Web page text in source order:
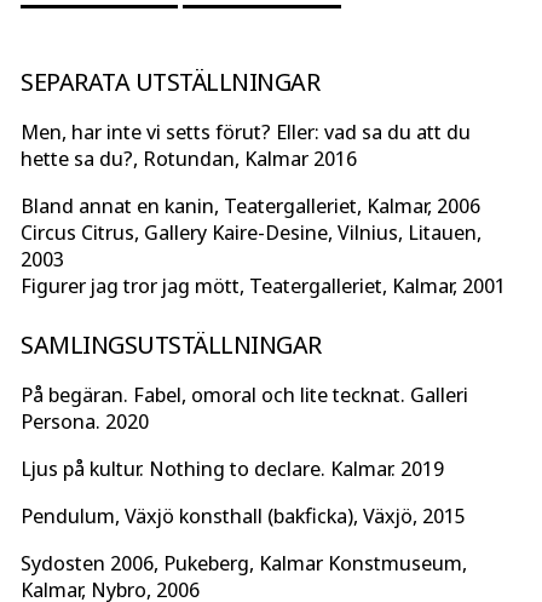
SEPARATA UTSTÄLLNINGAR
Men, har inte vi setts förut? Eller: vad sa du att du
hette sa du?, Rotundan, Kalmar 2016
Bland annat en kanin, Teatergalleriet, Kalmar, 2006
Circus Citrus, Gallery Kaire-Desine, Vilnius, Litauen,
2003
Figurer jag tror jag mött, Teatergalleriet, Kalmar, 2001
SAMLINGSUTSTÄLLNINGAR
På begäran. Fabel, omoral och lite tecknat. Galleri
Persona. 2020
Ljus på kultur. Nothing to declare. Kalmar. 2019
Pendulum, Växjö konsthall (bakficka), Växjö, 2015
Sydosten 2006, Pukeberg, Kalmar Konstmuseum,
Kalmar, Nybro, 2006